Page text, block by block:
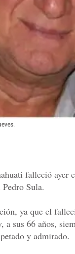
falleció ayer
Sula.
ya que el
sus 66 años,
y admirado.